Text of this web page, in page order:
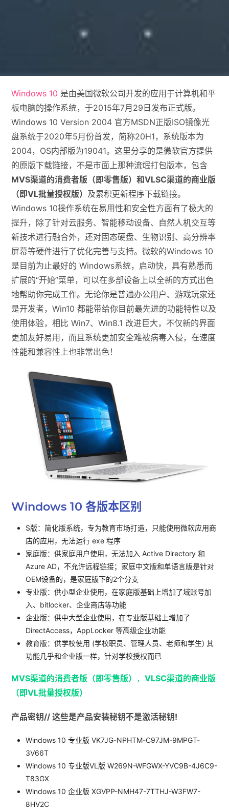
Windows 10 是由美国微软公司开发的应用于计算机和平
板电脑的操作系统，于2015年7月29日发布正式版。
Windows 10 Version 2004 官方MSDN正版ISO镜像光
盘系统于2020年5月份首发，简称20H1，系统版本为
2004，OS内部版为19041。这里分享的是微软官方提供
的原版下载链接，不是市面上那种流氓打包版本，包含
MVS渠道的消费者版（即零售版）和VLSC渠道的商业版
（即VL批量授权版） 及累积更新程序下载链接。
Windows 10操作系统在易用性和安全性方面有了极大的
提升，除了针对云服务、智能移动设备、自然人机交互等
新技术进行融合外，还对固态硬盘、生物识别、高分辨率
屏幕等硬件进行了优化完善与支持。微软的Windows 10
是目前为止最好的 Windows系统，启动快，具有熟悉而
扩展的“开始”菜单，可以在多部设备上以全新的方式出色
地帮助你完成工作。无论你是普通办公用户、游戏玩家还
是开发者，Win10 都能带给你目前最先进的功能特性以及
使用体验，相比 Win7、Win8.1 改进巨大，不仅新的界面
更加友好易用，而且系统更加安全难被病毒入侵，在速度
性能和兼容性上也非常出色！
Windows 10 各版本区别
S版：简化版系统，专为教育市场打造，只能使用微软应用商
店的应用，无法运行 exe 程序
家庭版：供家庭用户使用，无法加入 Active Directory 和
Azure AD，不允许远程链接；家庭中文版和单语言版是针对
OEM设备的，是家庭版下的2个分支
专业版：供小型企业使用，在家庭版基础上增加了域账号加
入、bitlocker、企业商店等功能
企业版：供中大型企业使用，在专业版基础上增加了
DirectAccess，AppLocker 等高级企业功能
教育版：供学校使用 (学校职员、管理人员、老师和学生) 其
功能几乎和企业版一样，针对学校授权而已
MVS渠道的消费者版（即零售版） ，VLSC渠道的商业版
（即VL批量授权版）
产品密钥// 这些是产品安装秘钥不是激活秘钥!
Windows 10 专业版 VK7JG-NPHTM-C97JM-9MPGT-
3V66T
Windows 10 专业版VL版 W269N-WFGWX-YVC9B-4J6C9-
T83GX
Windows 10 企业版 XGVPP-NMH47-7TTHJ-W3FW7-
8HV2C